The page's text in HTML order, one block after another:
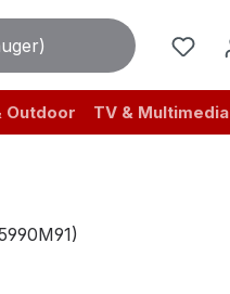
Outdoor TV & Multimedia